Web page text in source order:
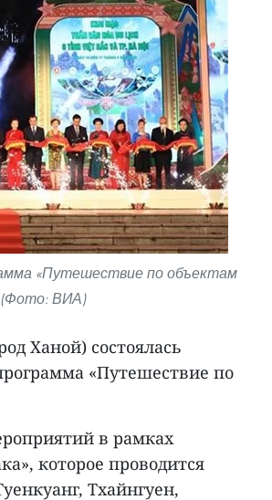
«Путешествие по объектам
(Фото: ВИА)
Ханой) состоялась
«Путешествие по
в рамках
которое проводится
Тхайнгуен,